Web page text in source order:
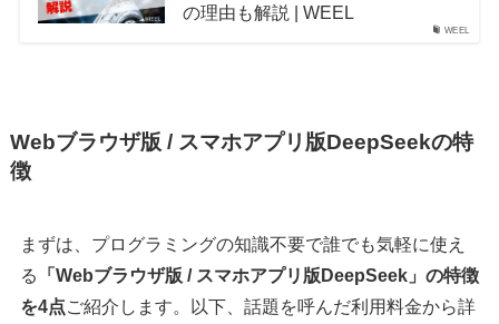
WEEL
の理由も解説 | WEEL
Webブラウザ版 / スマホアプリ版DeepSeekの特
徴
まずは、プログラミングの知識不要で誰でも気軽に使え
る
「Webブラウザ版 / スマホアプリ版DeepSeek」の特徴
を4点ご紹介します。以下、話題を呼んだ利用料金から詳